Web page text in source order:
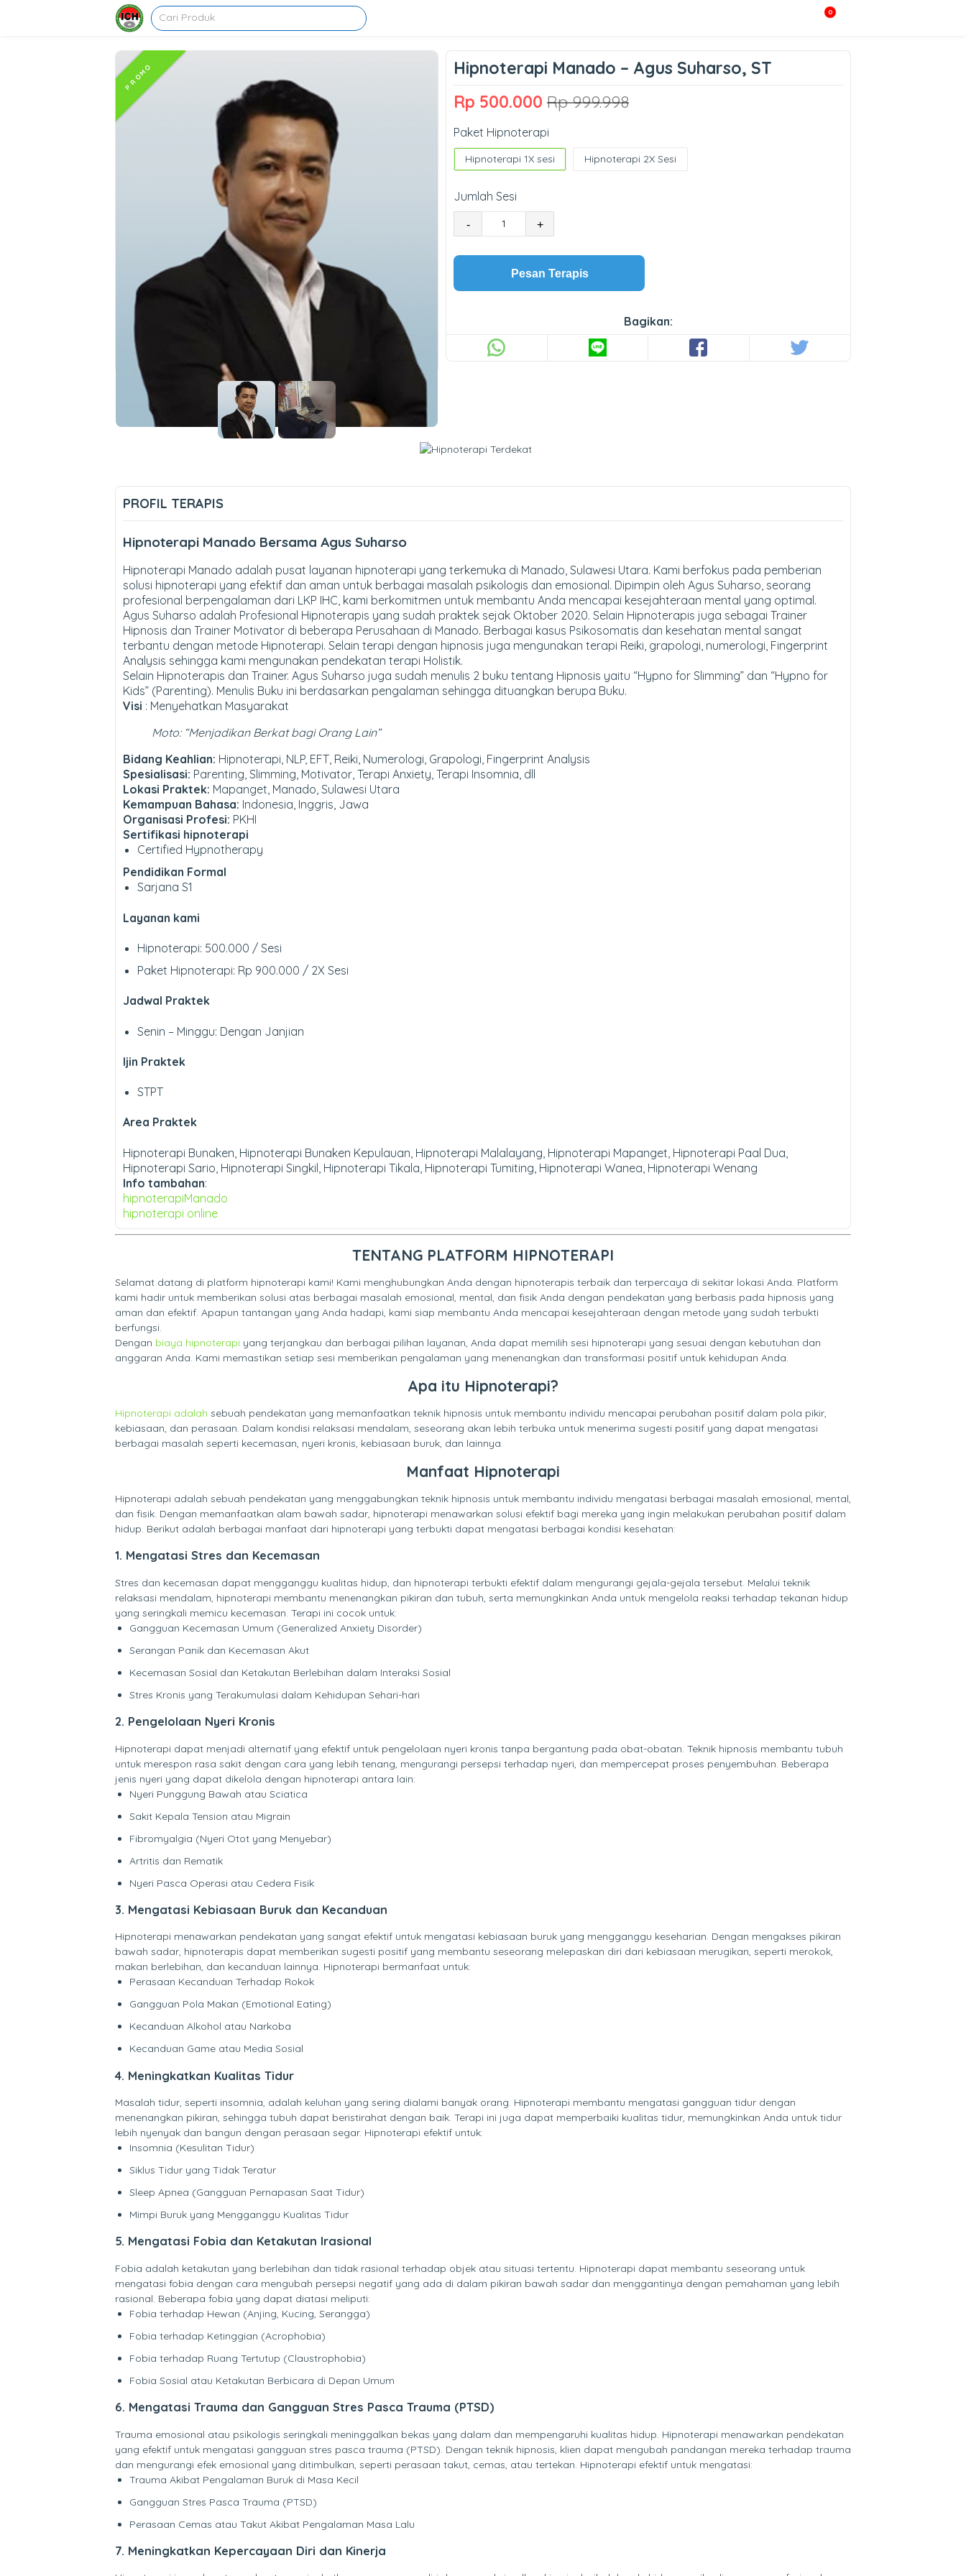
0
PROMO
Hipnoterapi Manado – Agus Suharso, ST
Rp 500.000 Rp 999.998
Paket Hipnoterapi
Hipnoterapi 1X sesi Hipnoterapi 2X Sesi
Jumlah Sesi
- +
Pesan Terapis
Bagikan:
PROFIL TERAPIS
Hipnoterapi Manado Bersama Agus Suharso
Hipnoterapi Manado adalah pusat layanan hipnoterapi yang terkemuka di Manado, Sulawesi Utara. Kami berfokus pada pemberian
solusi hipnoterapi yang efektif dan aman untuk berbagai masalah psikologis dan emosional. Dipimpin oleh Agus Suharso, seorang
profesional berpengalaman dari LKP IHC, kami berkomitmen untuk membantu Anda mencapai kesejahteraan mental yang optimal.
Agus Suharso adalah Profesional Hipnoterapis yang sudah praktek sejak Oktober 2020. Selain Hipnoterapis juga sebagai Trainer
Hipnosis dan Trainer Motivator di beberapa Perusahaan di Manado. Berbagai kasus Psikosomatis dan kesehatan mental sangat
terbantu dengan metode Hipnoterapi. Selain terapi dengan hipnosis juga mengunakan terapi Reiki, grapologi, numerologi, Fingerprint
Analysis sehingga kami mengunakan pendekatan terapi Holistik.
Selain Hipnoterapis dan Trainer. Agus Suharso juga sudah menulis 2 buku tentang Hipnosis yaitu “Hypno for Slimming” dan “Hypno for
Kids” (Parenting). Menulis Buku ini berdasarkan pengalaman sehingga dituangkan berupa Buku.
Visi : Menyehatkan Masyarakat
Moto: “Menjadikan Berkat bagi Orang Lain”
Bidang Keahlian: Hipnoterapi, NLP, EFT, Reiki, Numerologi, Grapologi, Fingerprint Analysis
Spesialisasi: Parenting, Slimming, Motivator, Terapi Anxiety, Terapi Insomnia, dll
Lokasi Praktek: Mapanget, Manado, Sulawesi Utara
Kemampuan Bahasa: Indonesia, Inggris, Jawa
Organisasi Profesi: PKHI
Sertifikasi hipnoterapi
Certified Hypnotherapy
Pendidikan Formal
Sarjana S1
Layanan kami
Hipnoterapi: 500.000 / Sesi
Paket Hipnoterapi: Rp 900.000 / 2X Sesi
Jadwal Praktek
Senin – Minggu: Dengan Janjian
Ijin Praktek
STPT
Area Praktek
Hipnoterapi Bunaken, Hipnoterapi Bunaken Kepulauan, Hipnoterapi Malalayang, Hipnoterapi Mapanget, Hipnoterapi Paal Dua,
Hipnoterapi Sario, Hipnoterapi Singkil, Hipnoterapi Tikala, Hipnoterapi Tumiting, Hipnoterapi Wanea, Hipnoterapi Wenang
Info tambahan:
hipnoterapiManado
hipnoterapi online
TENTANG PLATFORM HIPNOTERAPI
Selamat datang di platform hipnoterapi kami! Kami menghubungkan Anda dengan hipnoterapis terbaik dan terpercaya di sekitar lokasi Anda. Platform
kami hadir untuk memberikan solusi atas berbagai masalah emosional, mental, dan fisik Anda dengan pendekatan yang berbasis pada hipnosis yang
aman dan efektif. Apapun tantangan yang Anda hadapi, kami siap membantu Anda mencapai kesejahteraan dengan metode yang sudah terbukti
berfungsi.
Dengan biaya hipnoterapi yang terjangkau dan berbagai pilihan layanan, Anda dapat memilih sesi hipnoterapi yang sesuai dengan kebutuhan dan
anggaran Anda. Kami memastikan setiap sesi memberikan pengalaman yang menenangkan dan transformasi positif untuk kehidupan Anda.
Apa itu Hipnoterapi?
Hipnoterapi adalah sebuah pendekatan yang memanfaatkan teknik hipnosis untuk membantu individu mencapai perubahan positif dalam pola pikir,
kebiasaan, dan perasaan. Dalam kondisi relaksasi mendalam, seseorang akan lebih terbuka untuk menerima sugesti positif yang dapat mengatasi
berbagai masalah seperti kecemasan, nyeri kronis, kebiasaan buruk, dan lainnya.
Manfaat Hipnoterapi
Hipnoterapi adalah sebuah pendekatan yang menggabungkan teknik hipnosis untuk membantu individu mengatasi berbagai masalah emosional, mental,
dan fisik. Dengan memanfaatkan alam bawah sadar, hipnoterapi menawarkan solusi efektif bagi mereka yang ingin melakukan perubahan positif dalam
hidup. Berikut adalah berbagai manfaat dari hipnoterapi yang terbukti dapat mengatasi berbagai kondisi kesehatan:
1. Mengatasi Stres dan Kecemasan
Stres dan kecemasan dapat mengganggu kualitas hidup, dan hipnoterapi terbukti efektif dalam mengurangi gejala-gejala tersebut. Melalui teknik
relaksasi mendalam, hipnoterapi membantu menenangkan pikiran dan tubuh, serta memungkinkan Anda untuk mengelola reaksi terhadap tekanan hidup
yang seringkali memicu kecemasan. Terapi ini cocok untuk:
Gangguan Kecemasan Umum (Generalized Anxiety Disorder)
Serangan Panik dan Kecemasan Akut
Kecemasan Sosial dan Ketakutan Berlebihan dalam Interaksi Sosial
Stres Kronis yang Terakumulasi dalam Kehidupan Sehari-hari
2. Pengelolaan Nyeri Kronis
Hipnoterapi dapat menjadi alternatif yang efektif untuk pengelolaan nyeri kronis tanpa bergantung pada obat-obatan. Teknik hipnosis membantu tubuh
untuk merespon rasa sakit dengan cara yang lebih tenang, mengurangi persepsi terhadap nyeri, dan mempercepat proses penyembuhan. Beberapa
jenis nyeri yang dapat dikelola dengan hipnoterapi antara lain:
Nyeri Punggung Bawah atau Sciatica
Sakit Kepala Tension atau Migrain
Fibromyalgia (Nyeri Otot yang Menyebar)
Artritis dan Rematik
Nyeri Pasca Operasi atau Cedera Fisik
3. Mengatasi Kebiasaan Buruk dan Kecanduan
Hipnoterapi menawarkan pendekatan yang sangat efektif untuk mengatasi kebiasaan buruk yang mengganggu keseharian. Dengan mengakses pikiran
bawah sadar, hipnoterapis dapat memberikan sugesti positif yang membantu seseorang melepaskan diri dari kebiasaan merugikan, seperti merokok,
makan berlebihan, dan kecanduan lainnya. Hipnoterapi bermanfaat untuk:
Perasaan Kecanduan Terhadap Rokok
Gangguan Pola Makan (Emotional Eating)
Kecanduan Alkohol atau Narkoba
Kecanduan Game atau Media Sosial
4. Meningkatkan Kualitas Tidur
Masalah tidur, seperti insomnia, adalah keluhan yang sering dialami banyak orang. Hipnoterapi membantu mengatasi gangguan tidur dengan
menenangkan pikiran, sehingga tubuh dapat beristirahat dengan baik. Terapi ini juga dapat memperbaiki kualitas tidur, memungkinkan Anda untuk tidur
lebih nyenyak dan bangun dengan perasaan segar. Hipnoterapi efektif untuk:
Insomnia (Kesulitan Tidur)
Siklus Tidur yang Tidak Teratur
Sleep Apnea (Gangguan Pernapasan Saat Tidur)
Mimpi Buruk yang Mengganggu Kualitas Tidur
5. Mengatasi Fobia dan Ketakutan Irasional
Fobia adalah ketakutan yang berlebihan dan tidak rasional terhadap objek atau situasi tertentu. Hipnoterapi dapat membantu seseorang untuk
mengatasi fobia dengan cara mengubah persepsi negatif yang ada di dalam pikiran bawah sadar dan menggantinya dengan pemahaman yang lebih
rasional. Beberapa fobia yang dapat diatasi meliputi:
Fobia terhadap Hewan (Anjing, Kucing, Serangga)
Fobia terhadap Ketinggian (Acrophobia)
Fobia terhadap Ruang Tertutup (Claustrophobia)
Fobia Sosial atau Ketakutan Berbicara di Depan Umum
6. Mengatasi Trauma dan Gangguan Stres Pasca Trauma (PTSD)
Trauma emosional atau psikologis seringkali meninggalkan bekas yang dalam dan mempengaruhi kualitas hidup. Hipnoterapi menawarkan pendekatan
yang efektif untuk mengatasi gangguan stres pasca trauma (PTSD). Dengan teknik hipnosis, klien dapat mengubah pandangan mereka terhadap trauma
dan mengurangi efek emosional yang ditimbulkan, seperti perasaan takut, cemas, atau tertekan. Hipnoterapi efektif untuk mengatasi:
Trauma Akibat Pengalaman Buruk di Masa Kecil
Gangguan Stres Pasca Trauma (PTSD)
Perasaan Cemas atau Takut Akibat Pengalaman Masa Lalu
7. Meningkatkan Kepercayaan Diri dan Kinerja